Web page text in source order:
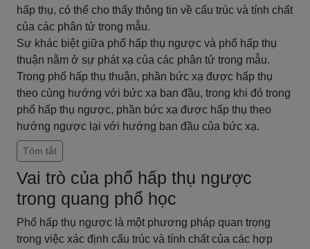
hấp thụ, có thể cho thấy thông tin về cấu trúc và tính chất
của các phân tử trong mẫu.
Sự khác biệt giữa phổ hấp thụ ngược và phổ hấp thụ
thuận nằm ở sự phát xạ của các phân tử trong mẫu.
Trong phổ hấp thụ thuận, phần bức xạ được hấp thụ
theo cùng hướng với bức xạ ban đầu, trong khi đó trong
phổ hấp thụ ngược, phần bức xạ được hấp thụ theo
hướng ngược lại với hướng ban đầu của bức xạ.
Tóm tắt
Vai trò của phổ hấp thụ ngược
trong quang phổ học
Phổ hấp thụ ngược là một phương pháp quan trọng
trong việc xác định cấu trúc và tính chất của các hợp